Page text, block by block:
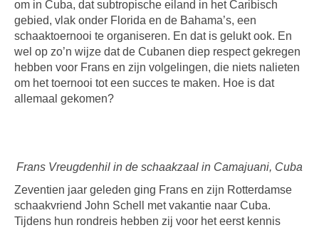
om in Cuba, dat subtropische eiland in het Caribisch
gebied, vlak onder Florida en de Bahama’s, een
schaaktoernooi te organiseren. En dat is gelukt ook. En
wel op zo’n wijze dat de Cubanen diep respect gekregen
hebben voor Frans en zijn volgelingen, die niets nalieten
om het toernooi tot een succes te maken. Hoe is dat
allemaal gekomen?
Frans Vreugdenhil in de schaakzaal in Camajuani, Cuba
Zeventien jaar geleden ging Frans en zijn Rotterdamse
schaakvriend John Schell met vakantie naar Cuba.
Tijdens hun rondreis hebben zij voor het eerst kennis